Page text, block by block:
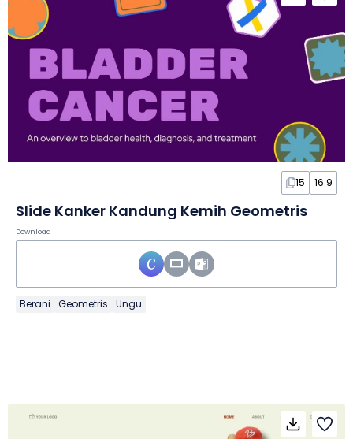
15 16:9
Slide Kanker Kandung Kemih Geometris
Download
Berani Geometris Ungu